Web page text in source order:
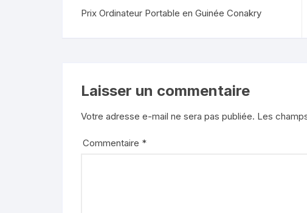
s
lt
r
Prix Ordinateur Portable en Guinée Conakry
Laisser un commentaire
Votre adresse e-mail ne sera pas publiée. Les
Commentaire *